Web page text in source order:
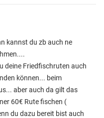
kannst du zb auch ne
deine Friedfischruten auch
können... beim
aber auch da gilt das
60€ Rute fischen (
du dazu bereit bist auch